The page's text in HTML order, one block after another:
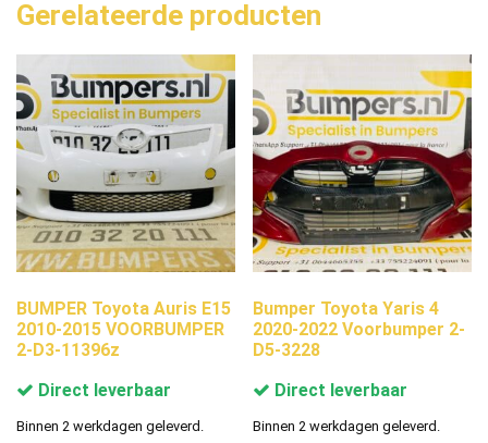
Gerelateerde producten
BUMPER Toyota Auris E15
2010-2015 VOORBUMPER
2-D3-11396z
Direct leverbaar
Binnen 2 werkdagen geleverd.
Bumper Toyota Yaris 4
2020-2022 Voorbumper 2-
D5-3228
Direct leverbaar
Binnen 2 werkdagen geleverd.